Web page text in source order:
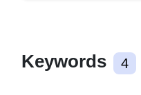
Keywords 4